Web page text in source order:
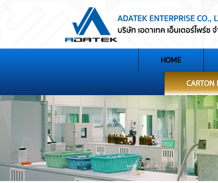
HOME
CARTON